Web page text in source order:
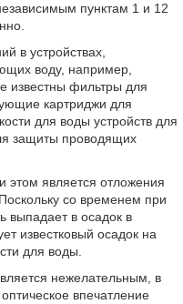
пунктам 1 и 12
в устройствах,
воду, например,
известны фильтры для
картриджи для
для воды устройств для
защиты проводящих
является отложения
со временем при
выпадает в осадок в
известковый осадок на
для воды.
нежелательным, в
впечатление